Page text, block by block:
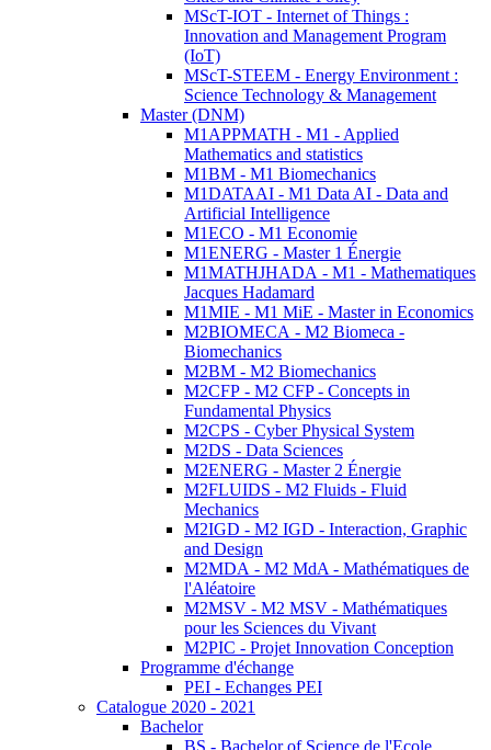
MScT-IOT - Internet of Things :
Innovation and Management Program
(IoT)
MScT-STEEM - Energy Environment :
Science Technology & Management
Master (DNM)
M1APPMATH - M1 - Applied
Mathematics and statistics
M1BM - M1 Biomechanics
M1DATAAI - M1 Data AI - Data and
Artificial Intelligence
M1ECO - M1 Economie
M1ENERG - Master 1 Énergie
M1MATHJHADA - M1 - Mathematiques
Jacques Hadamard
M1MIE - M1 MiE - Master in Economics
M2BIOMECA - M2 Biomeca -
Biomechanics
M2BM - M2 Biomechanics
M2CFP - M2 CFP - Concepts in
Fundamental Physics
M2CPS - Cyber Physical System
M2DS - Data Sciences
M2ENERG - Master 2 Énergie
M2FLUIDS - M2 Fluids - Fluid
Mechanics
M2IGD - M2 IGD - Interaction, Graphic
and Design
M2MDA - M2 MdA - Mathématiques de
l'Aléatoire
M2MSV - M2 MSV - Mathématiques
pour les Sciences du Vivant
M2PIC - Projet Innovation Conception
Programme d'échange
PEI - Echanges PEI
Catalogue 2020 - 2021
Bachelor
BS - Bachelor of Science de l'Ecole